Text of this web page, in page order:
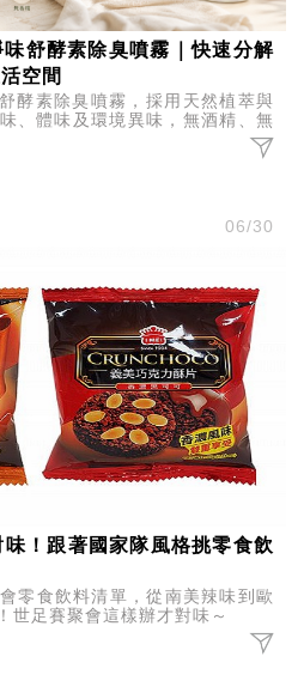
舒酵素除臭噴霧｜快速分解
空間
酵素除臭噴霧，採用天然植萃與
、體味及環境異味，無酒精、無
孩安心又清新的居家生活。
06/30
！跟著國家隊風格挑零食飲
零食飲料清單，從南美辣味到歐
世足賽聚會這樣辦才對味～